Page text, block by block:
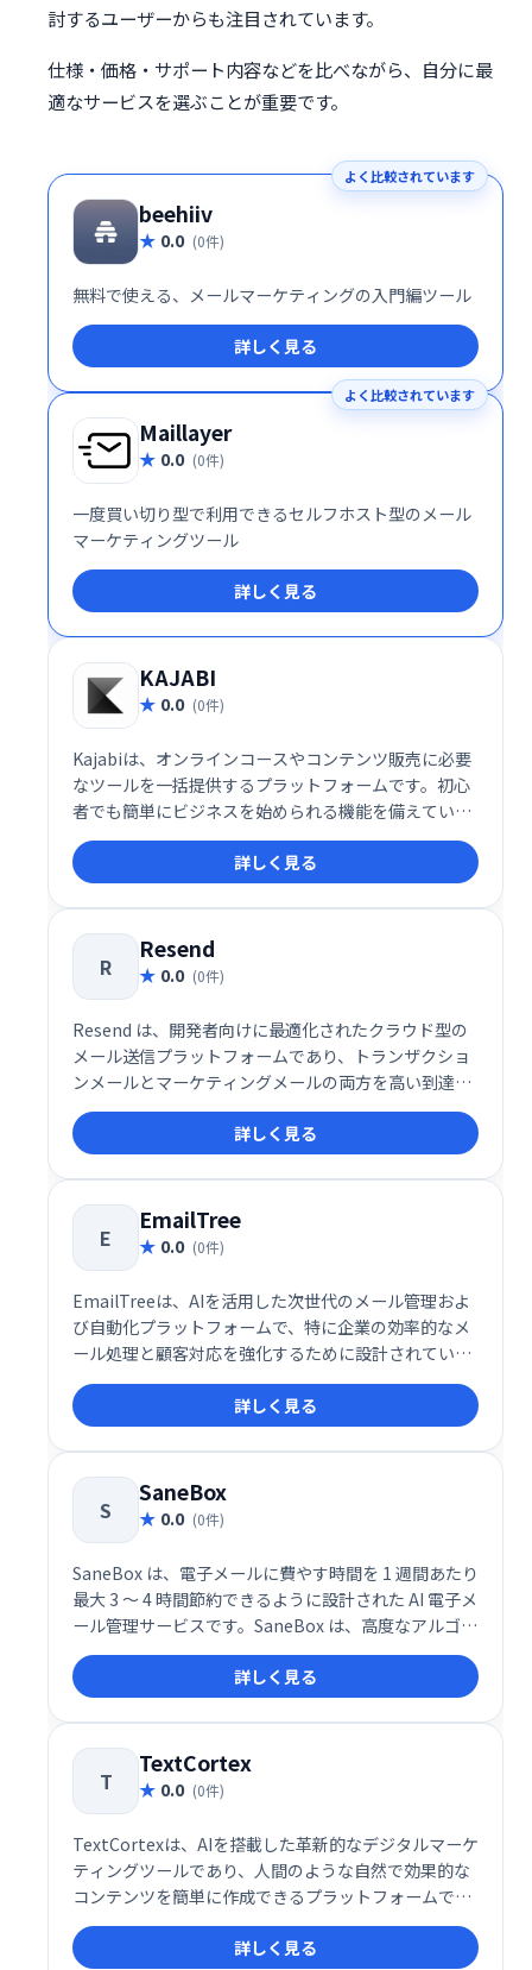
討するユーザーからも注目されています。
仕様・価格・サポート内容などを比べながら、自分に最
適なサービスを選ぶことが重要です。
よく比較されています
beehiiv
0.0 (0件)
無料で使える、メールマーケティングの入門編ツール
詳しく見る
よく比較されています
Maillayer
0.0 (0件)
一度買い切り型で利用できるセルフホスト型のメール
マーケティングツール
詳しく見る
KAJABI
0.0 (0件)
Kajabiは、オンラインコースやコンテンツ販売に必要
なツールを一括提供するプラットフォームです。初心
者でも簡単にビジネスを始められる機能を備えていま
す。
詳しく見る
R
Resend
0.0 (0件)
Resend は、開発者向けに最適化されたクラウド型の
メール送信プラットフォームであり、トランザクショ
ンメールとマーケティングメールの両方を高い到達率
とスピードで届けることに特化したソリューションで
す。メールの信頼性や配信パフォーマンスに加え、開
発者体験（DX）を徹底的に重視した設計により、
SaaS企業やスタートアップを中心に注目を集めていま
す。
詳しく見る
E
EmailTree
0.0 (0件)
EmailTreeは、AIを活用した次世代のメール管理およ
び自動化プラットフォームで、特に企業の効率的なメ
ール処理と顧客対応を強化するために設計されていま
す。このサービスは、AIによるメールの分類、返信提
案、センチメント分析を統合し、受信トレイ管理の生
産性を劇的に向上させます。
詳しく見る
S
SaneBox
0.0 (0件)
SaneBox は、電子メールに費やす時間を 1 週間あたり
最大 3 ～ 4 時間節約できるように設計された AI 電子メ
ール管理サービスです。SaneBox は、高度なアルゴリ
ズムと機械学習を使用して、受信した電子メールを重
要度に応じて自動的にフォルダーに分類します。これ
により、無関係なメッセージを分類する時間を減ら
し、重要なこと、つまり電子メール以外のあらゆるこ
とに集中できるようになります。
詳しく見る
T
TextCortex
0.0 (0件)
TextCortexは、AIを搭載した革新的なデジタルマーケ
ティングツールであり、人間のような自然で効果的な
コンテンツを簡単に作成できるプラットフォームで
す。この多機能ツールは、企業やマーケターが効率的
に高品質なコンテンツを作成・管理できるように設計
詳しく見る